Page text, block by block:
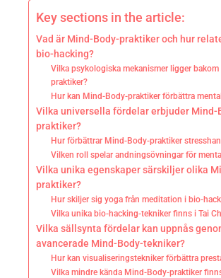
Key sections in the article:
Vad är Mind-Body-praktiker och hur
bio-hacking?
Vilka psykologiska mekanismer ligger
praktiker?
Hur kan Mind-Body-praktiker förbättra
Vilka universella fördelar erbjuder Mind-
praktiker?
Hur förbättrar Mind-Body-praktiker
Vilken roll spelar andningsövningar för
Vilka unika egenskaper särskiljer olika
praktiker?
Hur skiljer sig yoga från meditation i bio-
Vilka unika bio-hacking-tekniker finns i Tai
Vilka sällsynta fördelar kan uppnås
avancerade Mind-Body-tekniker?
Hur kan visualiseringstekniker förbättra
Vilka mindre kända Mind-Body-praktiker